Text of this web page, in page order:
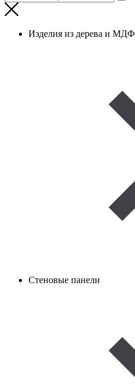
Изделия из дерева и МДФ
Стеновые панели